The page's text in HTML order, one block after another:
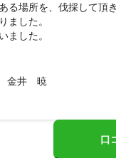
る場所を、伐採して頂き
ました。
ました。
金井 暁
口